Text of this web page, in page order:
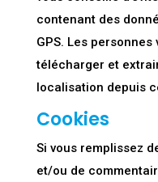
contenant des
GPS. Les
télécharger et
localisation depuis
Cookies
Si vous remplissez
et/ou de